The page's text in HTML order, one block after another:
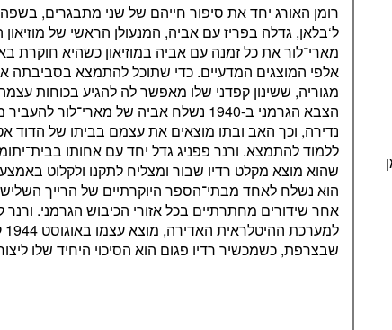
רומן האורג יחד את סיפור חייהם של שני מתבגרים,
ל‘בלאן, גדלה בפריז עם אביה, המנעולן הראשי של
מארי־לור את כל זמנה עם אביה במוזיאון כשהיא חוקרת
אלפי המוצגים המדעיים. כדי שתוכל להתמצא בסביבתה
מגוריה, ששינון קפדני שלו מאפשר לה להגיע בכוחות עצמה
הצבא הגרמני ב-1940 נשלח אביה של
נדירה, וכך האב ובתו מוצאים את עצמם בביתו של הדוד
ללמוד להתמצא. ורנר פפניג גדל יחד עם אחותו
שהוא מוצא מקלט רדיו שבור ומצליח לתקנו ולקלוט
הוא נשלח לאחד מבתי־הספר היוקרתיים של הרייך
אחר שידורים מחתרתיים בכל אזורי הכיבוש הגרמני.
שבצרפת, כשמכשיר רדיו פגום הוא הסיכוי היחיד שלו